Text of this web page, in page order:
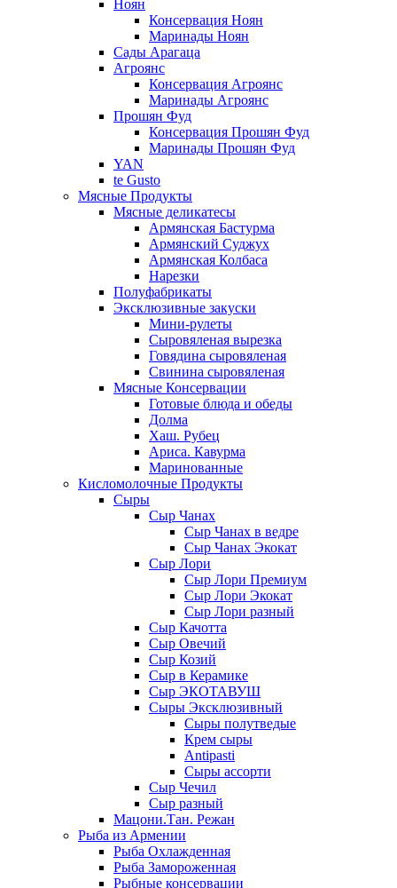
Ноян
Консервация Ноян
Маринады Ноян
Сады Арагаца
Агроянс
Консервация Агроянс
Маринады Агроянс
Прошян Фуд
Консервация Прошян Фуд
Маринады Прошян Фуд
YAN
te Gusto
Мясные Продукты
Мясные деликатесы
Армянская Бастурма
Армянский Суджух
Армянская Колбаса
Нарезки
Полуфабрикаты
Эксклюзивные закуски
Мини-рулеты
Сыровяленая вырезка
Говядина сыровяленая
Свинина сыровяленая
Мясные Консервации
Готовые блюда и обеды
Долма
Хаш. Рубец
Ариса. Кавурма
Маринованные
Кисломолочные Продукты
Сыры
Сыр Чанах
Сыр Чанах в ведре
Сыр Чанах Экокат
Сыр Лори
Сыр Лори Премиум
Сыр Лори Экокат
Сыр Лори разный
Сыр Качотта
Сыр Овечий
Сыр Козий
Сыр в Керамике
Сыр ЭКОТАВУШ
Сыры Эксклюзивный
Сыры полутведые
Крем сыры
Antipasti
Сыры ассорти
Сыр Чечил
Сыр разный
Мацони.Тан. Режан
Рыба из Армении
Рыба Охлажденная
Рыба Замороженная
Рыбные консервации